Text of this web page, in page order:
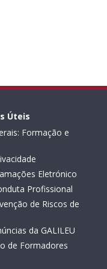
Úteis
Formação e
Eletrónico
Profissional
de Riscos de
da GALILEU
de Formadores